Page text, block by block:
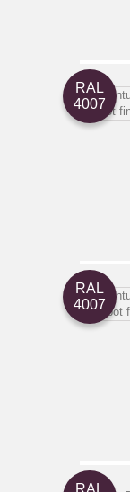
RAL
4007
RAL
4007
RAL